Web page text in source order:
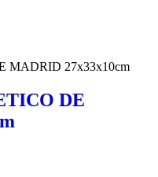
DE